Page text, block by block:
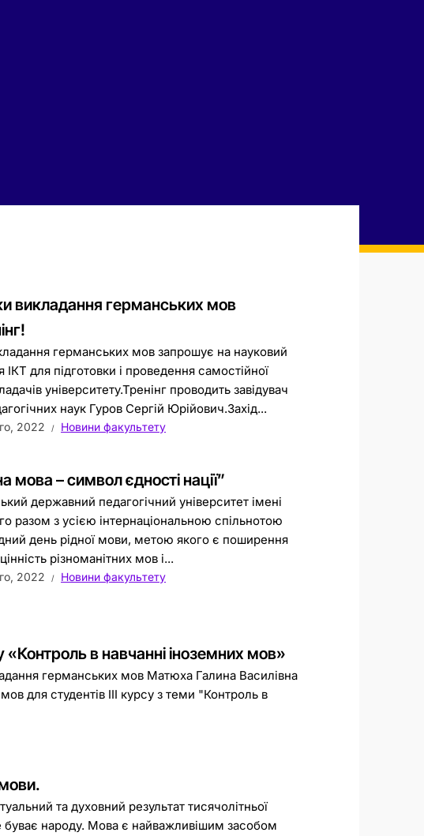
викладання германських мов
германських мов запрошує на науковий
ІКТ для підготовки і проведення самостійної
університету.Тренінг проводить завідувач
наук Гуров Сергій Юрійович.Захід...
2022 Новини факультету
мова – символ єдності нації”
державний педагогічний університет імені
разом з усією інтернаціональною спільнотою
день рідної мови, метою якого є поширення
різноманітних мов і...
2022 Новини факультету
в навчанні іноземних мов»
германських мов Матюха Галина Василівна
для студентів ІІІ курсу з теми "Контроль в
та духовний результат тисячолітньої
буває народу. Мова є найважливішим засобом